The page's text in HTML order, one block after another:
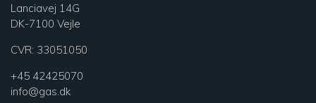
Lanciavej 14G
DK-7100 Vejle
CVR: 33051050
+45 42425070
info@gas.dk